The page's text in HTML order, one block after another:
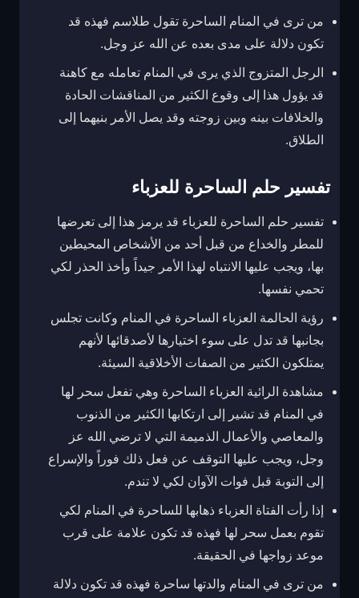
من ترى في المنام الساحرة تقول طلاسم فهذه قد
تكون دلالة على مدى بعده عن الله عز وجل.
الرجل المتزوج الذي يرى في المنام تعامله مع كاهنة
قد يؤول هذا إلى وقوع الكثير من المناقشات الحادة
والخلافات بينه وبين زوجته وقد يصل الأمر بنيهما إلى
الطلاق.
تفسير حلم الساحرة للعزباء
تفسير حلم الساحرة للعزباء قد يرمز هذا إلى تعرضها
للمطر والخداع من قبل أحد من الأشخاص المحيطين
بها، ويجب عليها الانتباه لهذا الأمر جيداً وأخذ الحذر لكي
تحمي نفسها.
رؤية الحالمة العزباء الساحرة في المنام وكانت تجلس
بجانبها قد تدل على سوء اختيارها لأصدقائها لأنهم
يمتلكون الكثير من الصفات الأخلاقية السيئة.
مشاهدة الرائية العزباء الساحرة وهي تفعل سحر لها
في المنام قد تشير إلى ارتكابها الكثير من الذنوب
والمعاصي والأعمال الذميمة التي لا ترضي الله عز
وجل، ويجب عليها التوقف عن فعل ذلك فوراً والإسراع
إلى التوبة قبل فوات الآوان لكي لا تندم.
إذا رأت الفتاة العزباء ذهابها للساحرة في المنام لكي
تقوم بعمل سحر لها فهذه قد تكون علامة على قرب
موعد زواجها في الحقيقة.
من ترى في المنام والدتها ساحرة فهذه قد تكون دلالة